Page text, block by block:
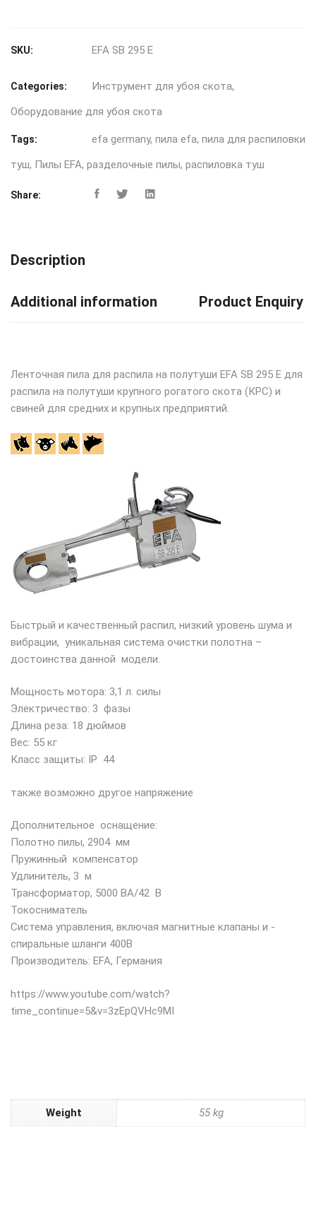
SKU: EFA SB 295 E
Categories: Инструмент для убоя скота,
Оборудование для убоя скота
Tags: efa germany, пила efa, пила для распиловки
туш, Пилы EFA, разделочные пилы, распиловка туш
Share:
Description
Additional information Product Enquiry
Ленточная пила для распила на полутуши EFA SB 295 E для
распила на полутуши крупного рогатого скота (КРС) и
свиней для средних и крупных предприятий.
Быстрый и качественный распил, низкий уровень шума и
вибрации, ­ уникальная система очистки полотна –
достоинства данной ­ модели.
Мощность мотора: 3,1 л. силы
Электричество: 3 ­ фазы
Длина реза: 18 дюймов
Вес: 55 кг
Класс защиты: IP ­ 44
также возможно другое напряжение
Дополнительное ­ оснащение:
Полотно пилы, 2904 ­ мм
Пружинный ­ компенсатор
Удлинитель, 3 ­ м
Трансформатор, 5000 ВА/42 ­ В
Токосниматель
Система управления, включая магнитные клапаны и ­
спиральные шланги 400В
Производитель: EFA, Германия
https://www.youtube.com/watch?
time_continue=5&v=3zEpQVHc9MI
Weight 55 kg